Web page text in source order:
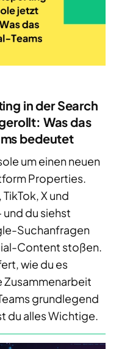
in der Search
Was das
bedeutet
um einen neuen
Properties.
X und
und du siehst
Suchanfragen
Content stoßen.
wie du es
Zusammenarbeit
grundlegend
du alles Wichtige.